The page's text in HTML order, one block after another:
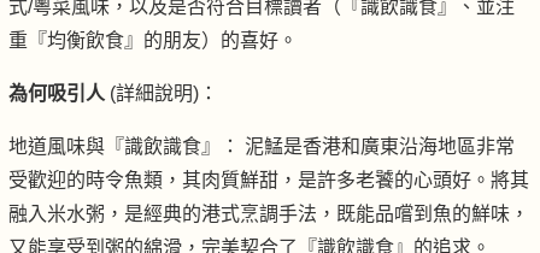
式/粵菜風味，以及是否符合目標讀者（『識飲識食』、並注
重『均衡飲食』的朋友）的喜好。
為何吸引人(詳細說明)：
地道風味與『識飲識食』： 泥鯭是香港和廣東沿海地區非常
受歡迎的時令魚類，其肉質鮮甜，是許多老饕的心頭好。將其
融入米水粥，是經典的港式烹調手法，既能品嚐到魚的鮮味，
又能享受到粥的綿滑，完美契合了『識飲識食』的追求。